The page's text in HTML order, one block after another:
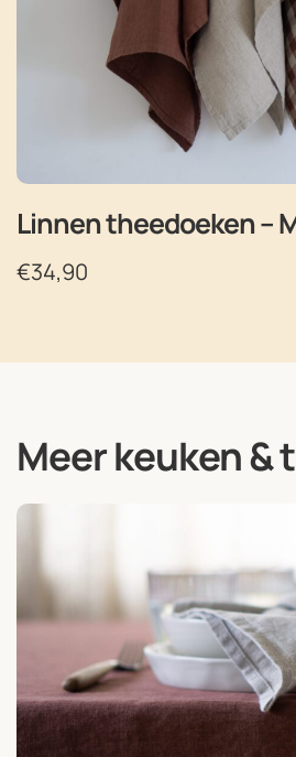
Linnen theedoeken –
€34,90
Meer keuken &